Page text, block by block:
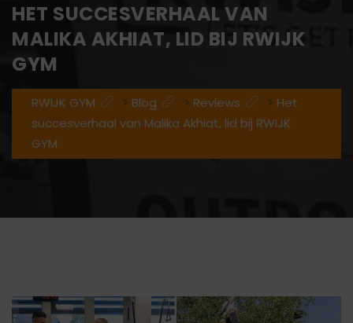
HET SUCCESVERHAAL VAN
MALIKA AKHIAT, LID BIJ RWIJK
GYM
RWIJK GYM > Blog > Reviews > Het
succesverhaal van Malika Akhiat, lid bij RWIJK
GYM